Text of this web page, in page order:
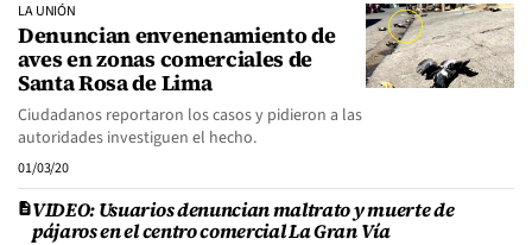
LA UNIÓN
Denuncian envenenamiento de
aves en zonas comerciales de
Santa Rosa de Lima
Ciudadanos reportaron los casos y pidieron a las
autoridades investiguen el hecho.
01/03/20
VIDEO: Usuarios denuncian maltrato y muerte de
pájaros en el centro comercial La Gran Vía